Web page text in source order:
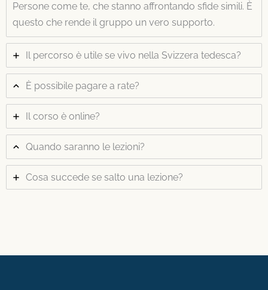
Persone come te, che stanno affrontando sfide simili. È
questo che rende il gruppo un vero supporto.
Il percorso è utile se vivo nella Svizzera tedesca?
È possibile pagare a rate?
Il corso è online?
Quando saranno le lezioni?
Cosa succede se salto una lezione?